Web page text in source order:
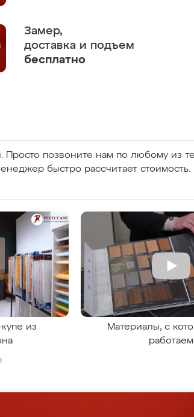
Замер,
доставка и подъем
бесплатно
Просто позвоните нам по любому из
быстро рассчитает стоимость.
из
Материалы, с
работаем